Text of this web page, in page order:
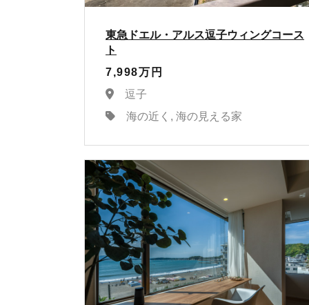
東急ドエル・アルス逗子ウィングコース
ト
7,998万円
逗子
海の近く, 海の見える家